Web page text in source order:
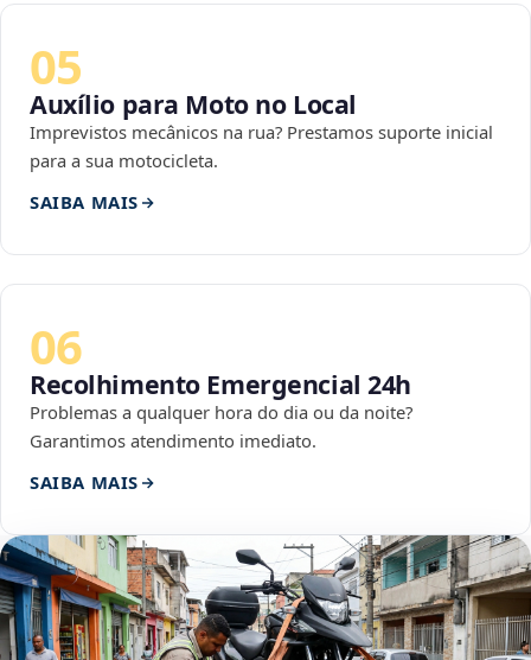
05
Auxílio para Moto no Local
Imprevistos mecânicos na rua? Prestamos suporte inicial
para a sua motocicleta.
SAIBA MAIS
06
Recolhimento Emergencial 24h
Problemas a qualquer hora do dia ou da noite?
Garantimos atendimento imediato.
SAIBA MAIS